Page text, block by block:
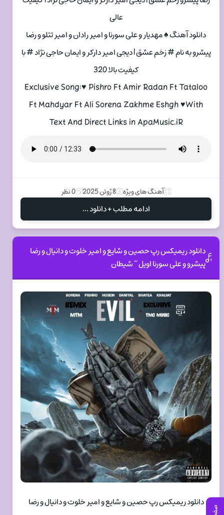
عالی
دانلود آهنگ ♠ مهدیار و علی سورنا و امیر رادان و امیر تتلو و رضا
پیشرو به نام # زخم عشق | دیجی امیر دارکر و ایمان حاجی نژاد # با
کیفیت بالا 320
Exclusive Song:♥ Pishro Ft Amir Radan Ft Tataloo
Ft Mahdyar Ft Ali Sorena Zakhme Eshgh ♥With
Text And Direct Links in ApaMusic.iR
آهنگ های ویژه 8 ژوئن 2025 0 نظر
ادامه مطلب + دانلود ...
دانلود ریمیکس رپ حصین و شایع و امیر خلوت و دانیال و رضا
پیشرو و علی سورنا اویل ~ شیطان
دانلود ریمیکس رپ حصین و شایع و امیر خلوت و دانیال و رضا